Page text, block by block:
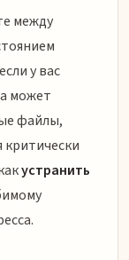
между
у вас
может
файлы,
критически
устранить